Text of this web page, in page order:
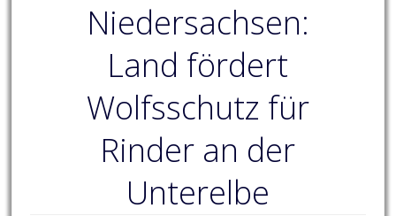
Niedersachsen:
Land fördert
Wolfsschutz für
Rinder an der
Unterelbe